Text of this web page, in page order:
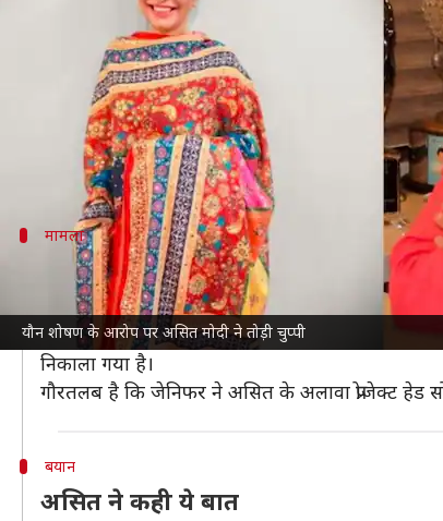
यौन शोषण के आरोप पर असित मोदी ने तोड़ी चुप्पी
लोकप्रिय कॉमेडी शो 'तारक मेहता का उल्टा चश्मा' को
दरअसल, हाल ही में धारावाहिक में मिसेज रोशन सोढी
इसके साथ उन्होंने प्रोड्यूसर असित कुमार मोदी पर
मामला
जेनिफर को शो से बाहर निकाला गया-
'तारक मेहता का उल्टा चश्मा' के प्रोड्यूसर असित ने
उनका कहना कि जेनिफर उनकी छवि को खराब करने
निकाला गया है।
गौरतलब है कि जेनिफर ने असित के अलावा प्रोजेक्ट हेड
बयान
असित ने कही ये बात